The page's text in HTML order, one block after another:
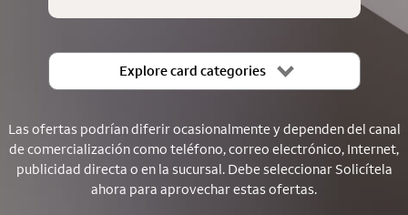
Explore card categories
Las ofertas podrían diferir ocasionalmente y dependen del canal
de comercialización como teléfono, correo electrónico, Internet,
publicidad directa o en la sucursal. Debe seleccionar Solicítela
ahora para aprovechar estas ofertas.